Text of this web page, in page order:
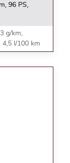
96 PS,
g/km,
l/100 km